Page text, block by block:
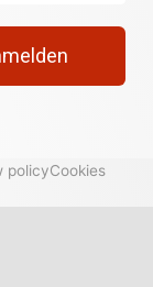
policyCookies